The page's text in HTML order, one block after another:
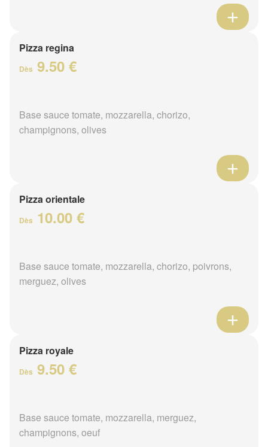
Pizza regina
Dès 9.50 €
Base sauce tomate, mozzarella, chorizo,
champignons, olives
Pizza orientale
Dès 10.00 €
Base sauce tomate, mozzarella, chorizo, poivrons,
merguez, olives
Pizza royale
Dès 9.50 €
Base sauce tomate, mozzarella, merguez,
champignons, oeuf